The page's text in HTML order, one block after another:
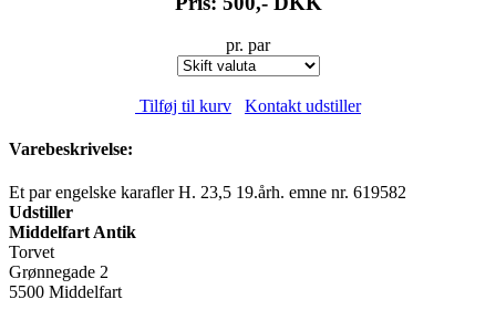
pr. par
Tilføj til kurv Kontakt udstiller
Varebeskrivelse:
Et par engelske karafler H. 23,5 19.årh. emne nr. 619582
Udstiller
Middelfart Antik
Torvet
Grønnegade 2
5500 Middelfart